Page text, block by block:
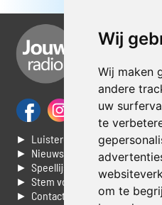
Wij
Wij maken
andere
uw
te
om te
► Luisteren naar Jouwradio
► Nieuws
► Speellijst
► Stem voor de Dag top 3
► Contacteer ons